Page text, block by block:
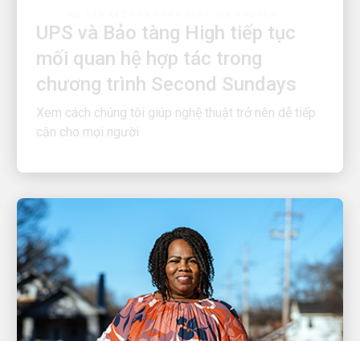
mối quan hệ hợp tác trong
chương trình Second Sundays
Xem cách chúng tôi giúp nghệ thuật trở nên dễ tiếp
cận cho mọi người